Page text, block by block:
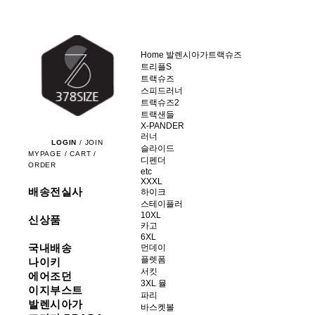
LOGIN / JOIN
MYPAGE /CART /
ORDER
배송전실사
신상품
국내배송
나이키
에어조던
이지부스트
발렌시아가
Home 발렌시아가트랙슈즈
트리플S
트랙슈즈
스피드러너
트랙슈즈2
트랙샌들
X-PANDER
러너
슬라이드
디펜더
etc
XXXL
하이크
스테이플러
10XL
카고
6XL
먼데이
플렛폼
서킷
3XL 뮬
파리
바스켓볼